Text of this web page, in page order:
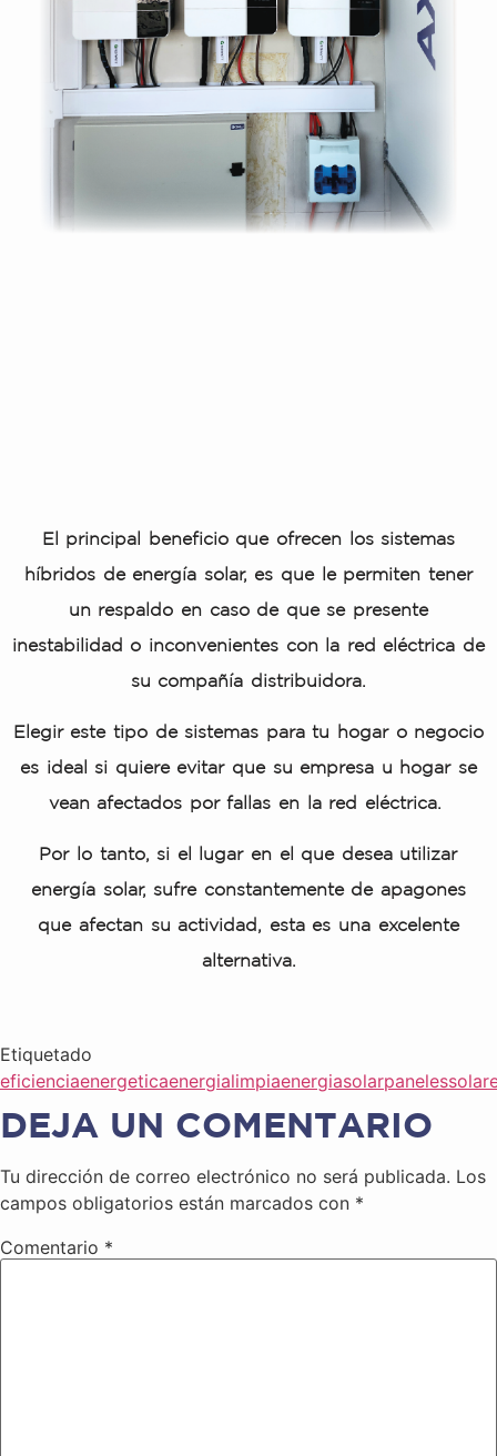
El principal beneficio que ofrecen los sistemas
híbridos de energía solar, es que le permiten tener
un respaldo en caso de que se presente
inestabilidad o inconvenientes con la red eléctrica de
su compañía distribuidora.
Elegir este tipo de sistemas para tu hogar o negocio
es ideal si quiere evitar que su empresa u hogar se
vean afectados por fallas en la red eléctrica.
Por lo tanto, si el lugar en el que desea utilizar
energía solar,sufre constantemente de apagones
que afectan su actividad, esta es una excelente
alternativa.
Etiquetado
eficienciaenergeticaenergialimpiaenergiasolar
DEJA UN COMENTARIO
Tu dirección de correo electrónico no será publicada. Los
campos obligatorios están marcados con *
Comentario *